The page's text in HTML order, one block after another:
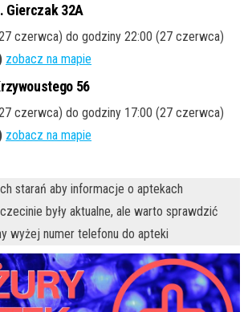
Gierczak 32A
czerwca) do godziny 22:00 (27 czerwca)
zobacz na mapie
56
czerwca) do godziny 17:00 (27 czerwca)
zobacz na mapie
starań aby informacje o aptekach
były aktualne, ale warto sprawdzić
wyżej numer telefonu do apteki